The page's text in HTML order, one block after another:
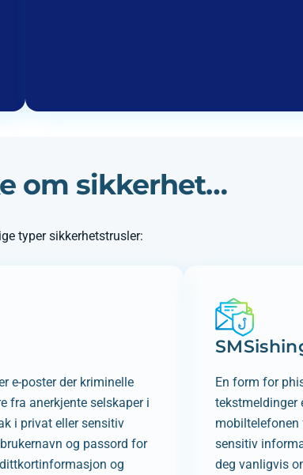
om sikkerhet…
typer sikkerhetstrusler:
e-poster der kriminelle
fra anerkjente selskaper i
i privat eller sensitiv
og passord for
og
En form for
tekstmeldinger
mobiltelefonen
sensitiv
deg vanligvis